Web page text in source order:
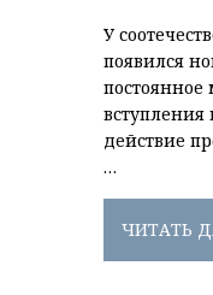
У
появился
постоянное
вступления
действие
…
ЧИТАТЬ